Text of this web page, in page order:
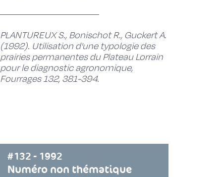
PLANTUREUX S., Bonischot R., Guckert A.
(1992). Utilisation d'une typologie des
prairies permanentes du Plateau Lorrain
pour le diagnostic agronomique,
Fourrages 132, 381-394.
#132 - 1992
Numéro non thématique